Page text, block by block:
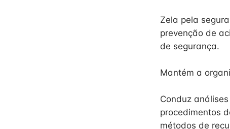
Zela pela
prevenção de
de segurança.
Mantém a
Conduz
procedimentos
métodos de